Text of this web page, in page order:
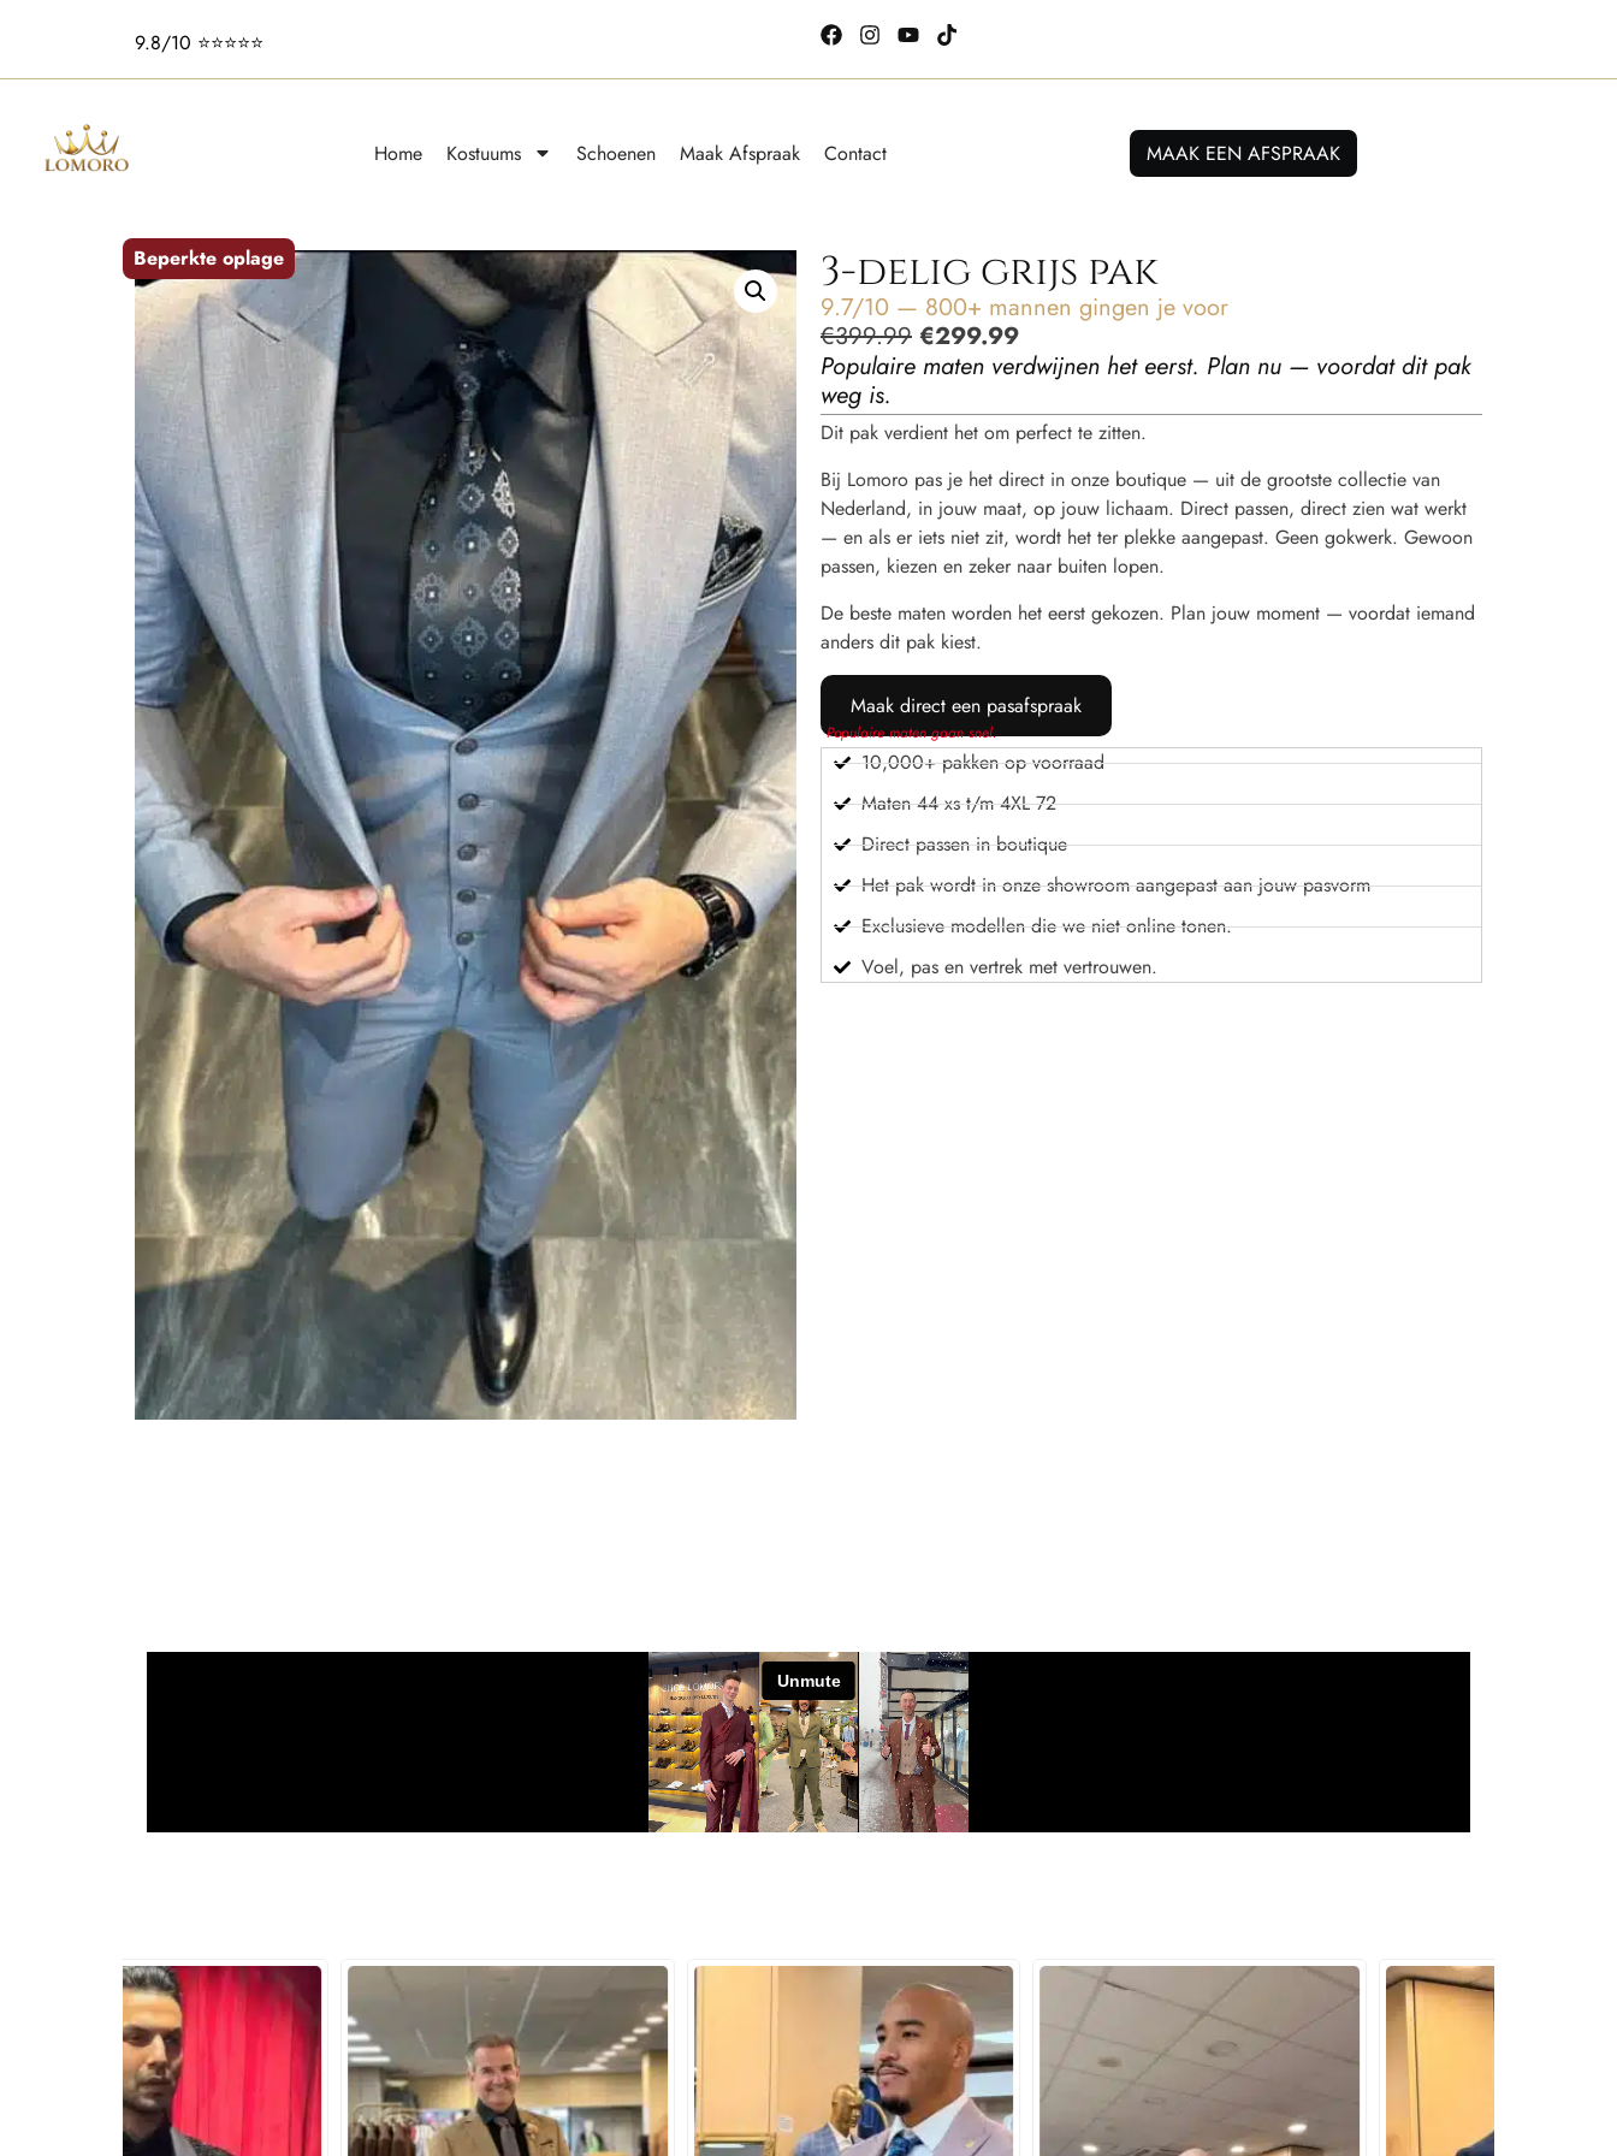
9.8/10 ⭐️⭐️⭐️⭐️⭐️
Home Kostuums Schoenen Maak Afspraak Contact MAAK EEN AFSPRAAK
Beperkte oplage 3-delig grijs pak
9.7/10 — 800+ mannen gingen je voor
€399.99 €299.99
Populaire maten verdwijnen het eerst. Plan nu — voordat dit pak
weg is.
Dit pak verdient het om perfect te zitten.
Bij Lomoro pas je het direct in onze boutique — uit de grootste collectie van
Nederland, in jouw maat, op jouw lichaam. Direct passen, direct zien wat werkt
— en als er iets niet zit, wordt het ter plekke aangepast. Geen gokwerk. Gewoon
passen, kiezen en zeker naar buiten lopen.
De beste maten worden het eerst gekozen. Plan jouw moment — voordat iemand
anders dit pak kiest.
Maak direct een pasafspraak
Populaire maten gaan snel.
10,000+ pakken op voorraad
Maten 44 xs t/m 4XL 72
Direct passen in boutique
Het pak wordt in onze showroom aangepast aan jouw pasvorm
Exclusieve modellen die we niet online tonen.
Voel, pas en vertrek met vertrouwen.